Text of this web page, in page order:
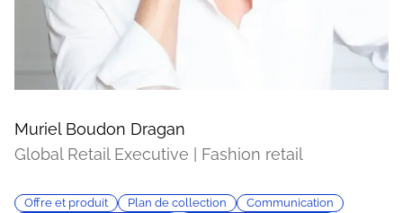
Muriel Boudon Dragan
Global Retail Executive | Fashion retail
Offre et produit Plan de collection
Communication